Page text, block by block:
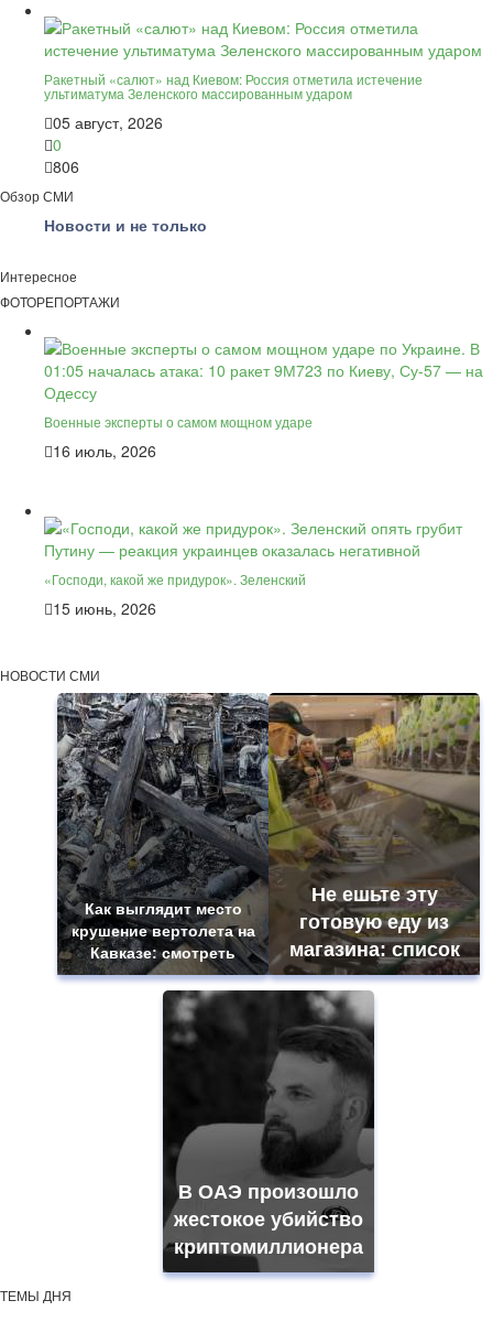
Ракетный «салют» над Киевом: Россия отметила истечение
ультиматума Зеленского массированным ударом
05 август, 2026
0
806
Обзор СМИ
Новости и не только
Интересное
ФОТОРЕПОРТАЖИ
Военные эксперты о самом мощном ударе
16 июль, 2026
«Господи, какой же придурок». Зеленский
15 июнь, 2026
НОВОСТИ СМИ
Как выглядит место
крушение вертолета на
Кавказе: смотреть
Не ешьте эту
готовую еду из
магазина: список
В ОАЭ произошло
жестокое убийство
криптомиллионера
ТЕМЫ ДНЯ